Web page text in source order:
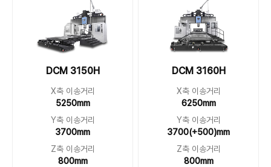
DCM 3150H
X축 이송거리
5250mm
Y축 이송거리
3700mm
Z축 이송거리
800mm
DCM 3160H
X축 이송거리
6250mm
Y축 이송거리
3700(+500)mm
Z축 이송거리
800mm